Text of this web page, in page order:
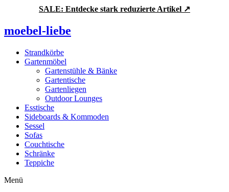
springen
SALE: Entdecke stark reduzierte Artikel ↗
moebel-liebe
Strandkörbe
Gartenmöbel
Gartenstühle & Bänke
Gartentische
Gartenliegen
Outdoor Lounges
Esstische
Sideboards & Kommoden
Sessel
Sofas
Couchtische
Schränke
Teppiche
Menü